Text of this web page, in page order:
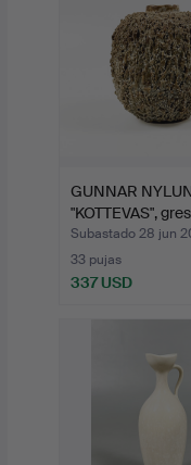
GUNNAR
"KOTTEVAS", gres
chamotado,…
Subastado 28 jun
33 pujas
337 USD